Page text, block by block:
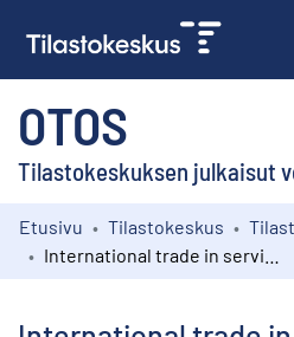
OTOS
Tilastokeskuksen julkaisut
Kokoelmat
Etusivu Tilastokeskus